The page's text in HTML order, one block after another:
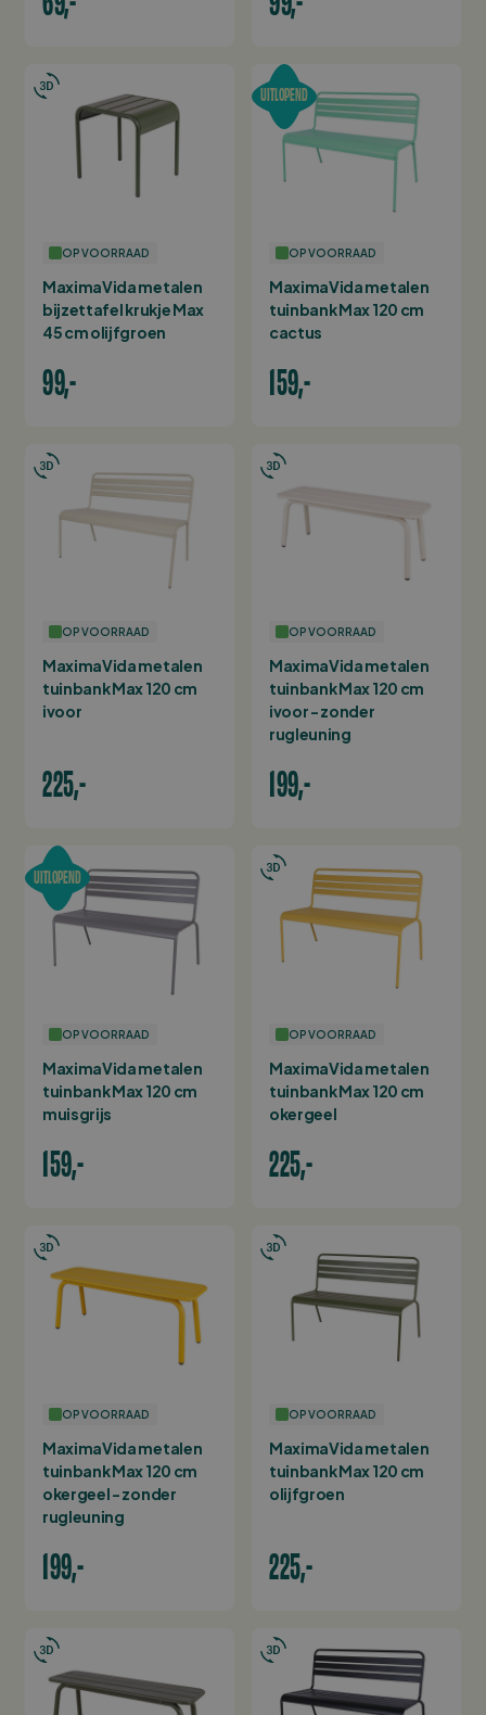
OP VOORRAAD
MaximaVida metalen
bijzettafel krukje Max
45 cm olijfgroen
99,-
UITLOPEND
OP VOORRAAD
MaximaVida metalen
tuinbank Max 120 cm
cactus
159,-
OP VOORRAAD
MaximaVida metalen
tuinbank Max 120 cm
ivoor
225,-
OP VOORRAAD
MaximaVida metalen
tuinbank Max 120 cm
ivoor - zonder
rugleuning
199,-
UITLOPEND
OP VOORRAAD
MaximaVida metalen
tuinbank Max 120 cm
muisgrijs
159,-
OP VOORRAAD
MaximaVida metalen
tuinbank Max 120 cm
okergeel
225,-
OP VOORRAAD
MaximaVida metalen
tuinbank Max 120 cm
okergeel - zonder
rugleuning
199,-
OP VOORRAAD
MaximaVida metalen
tuinbank Max 120 cm
olijfgroen
225,-